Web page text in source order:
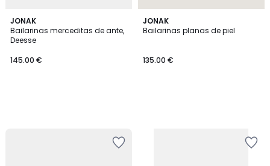
JONAK
Bailarinas merceditas de ante,
Deesse
145.00 €
JONAK
Bailarinas planas de piel
135.00 €